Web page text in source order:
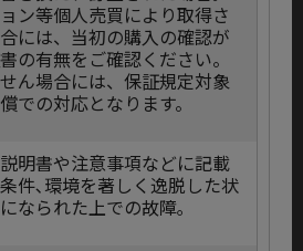
ン等個人売買により取得さ
には、当初の購入の確認が
の有無をご確認ください。
ん場合には、保証規定対象
での対応となります。
明書や注意事項などに記載
件､環境を著しく逸脱した状
なられた上での故障｡